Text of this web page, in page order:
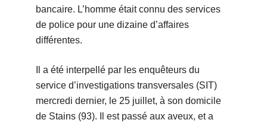
bancaire. L’homme était connu des services
de police pour une dizaine d’affaires
différentes.
Il a été interpellé par les enquêteurs du
service d’investigations transversales (SIT)
mercredi dernier, le 25 juillet, à son domicile
de Stains (93). Il est passé aux aveux, et a